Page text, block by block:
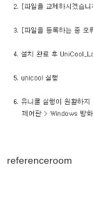
referenceroom